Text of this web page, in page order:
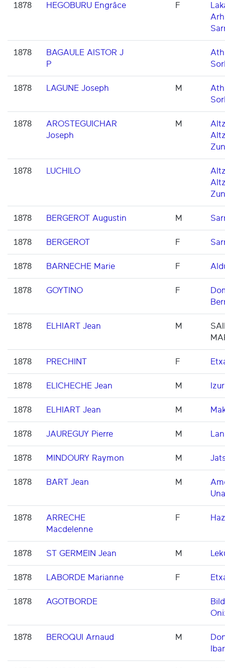
1878 HEGOBURU Engrâce F
1878
BAGAULE AISTOR J
P
1878 LAGUNE Joseph M
1878
AROSTEGUICHAR
Joseph
M
1878 LUCHILO
1878 BERGEROT Augustin M
1878 BERGEROT F
1878 BARNECHE Marie F
1878 GOYTINO F
1878 ELHIART Jean M
1878 PRECHINT F
1878 ELICHECHE Jean M
1878 ELHIART Jean M
1878 JAUREGUY Pierre M
1878 MINDOURY Raymon M
1878 BART Jean M
1878
ARRECHE
Macdelenne
F
1878 ST GERMEIN Jean M
1878 LABORDE Marianne F
1878 AGOTBORDE
1878 BEROQUI Arnaud M